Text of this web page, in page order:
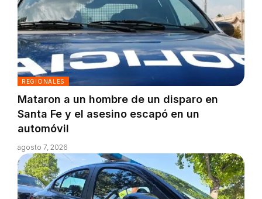
REGIONALES
Mataron a un hombre de un disparo en
Santa Fe y el asesino escapó en un
automóvil
agosto 7, 2026